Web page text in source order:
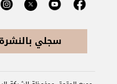
سجلي بالنشرة